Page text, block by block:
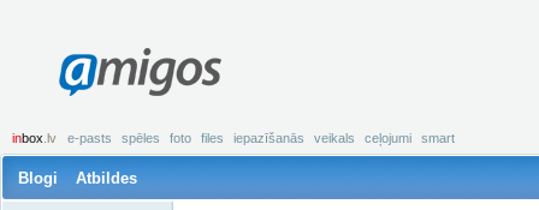
amigos
inbox .lv e-pasts spēles foto files iepazīšanās veikals ceļojumi smart
Blogi Atbildes